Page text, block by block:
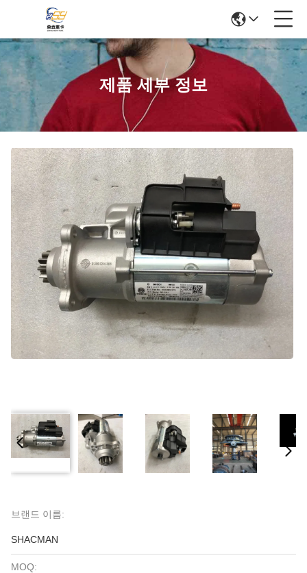
제품 세부 정보
브랜드 이름:
SHACMAN
MOQ: